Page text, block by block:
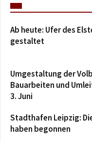
Ab heute: Ufer des
gestaltet
Umgestaltung der
Bauarbeiten und
3. Juni
Stadthafen Leipzig:
haben begonnen